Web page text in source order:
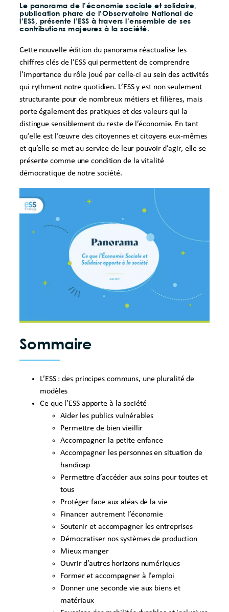
Le panorama de l’économie sociale et solidaire,
publication phare de l’Observatoire National de
l’ESS, présente l’ESS à travers l’ensemble de ses
contributions majeures à la société.
Cette nouvelle édition du panorama réactualise les
chiffres clés de l’ESS qui permettent de comprendre
l’importance du rôle joué par celle-ci au sein des activités
qui rythment notre quotidien. L’ESS y est non seulement
structurante pour de nombreux métiers et filières, mais
porte également des pratiques et des valeurs qui la
distingue sensiblement du reste de l’économie. En tant
qu’elle est l’œuvre des citoyennes et citoyens eux-mêmes
et qu’elle se met au service de leur pouvoir d’agir, elle se
présente comme une condition de la vitalité
démocratique de notre société.
Sommaire
L’ESS : des principes communs, une pluralité de
modèles
Ce que l’ESS apporte à la société
Aider les publics vulnérables
Permettre de bien vieillir
Accompagner la petite enfance
Accompagner les personnes en situation de
handicap
Permettre d’accéder aux soins pour toutes et
tous
Protéger face aux aléas de la vie
Financer autrement l’économie
Soutenir et accompagner les entreprises
Démocratiser nos systèmes de production
Mieux manger
Ouvrir d’autres horizons numériques
Former et accompagner à l’emploi
Donner une seconde vie aux biens et
matériaux